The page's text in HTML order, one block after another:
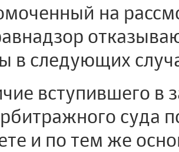
на
в следующих
вступившего в
суда
и по тем же